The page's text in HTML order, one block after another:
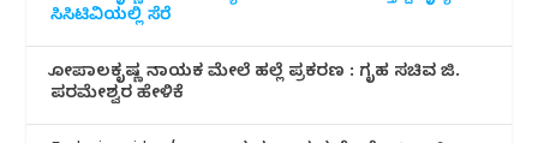
ಸಿಸಿಟಿವಿಯಲ್ಲಿ ಸೆರೆ
ಗೋಪಾಲಕೃಷ್ಣ ನಾಯಕ ಮೇಲೆ ಹಲ್ಲೆ ಪ್ರಕರಣ : ಗೃಹ ಸಚಿವ ಜಿ.
ಪರಮೇಶ್ವರ ಹೇಳಿಕೆ